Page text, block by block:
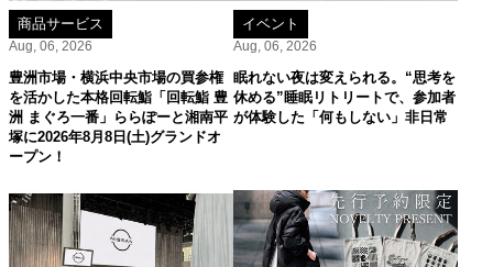
商品サービス
Aug, 06, 2026
豊洲市場・横浜中央市場の買参権
を活かした本格回転鮨「回転鮨 豊
洲 まぐろ一番」ららぽーと湘南平
塚に2026年8月8日(土)グランドオ
ープン！
イベント
Aug, 06, 2026
眠れない夜は変えられる。“思考を
休める”睡眠リトリートで、参加者
が体験した「何もしない」非日常